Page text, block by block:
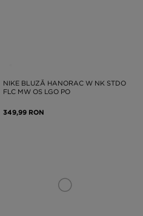
NIKE BLUZĂ HANORAC W NK STDO
FLC MW OS LGO PO
349,99 RON